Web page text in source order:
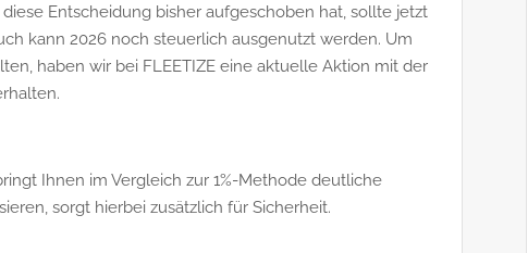
Entscheidung bisher aufgeschoben hat, sollte jetzt
kann 2026 noch steuerlich ausgenutzt werden. Um
haben wir bei FLEETIZE eine aktuelle Aktion mit der
Ihnen im Vergleich zur 1%-Methode deutliche
sorgt hierbei zusätzlich für Sicherheit.